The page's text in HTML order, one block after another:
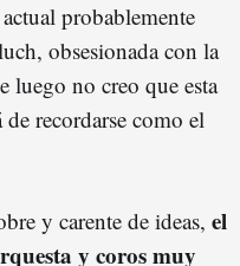
probablemente
obsesionada con la
luego no creo que esta
recordarse como el
y carente de ideas, el
y coros muy